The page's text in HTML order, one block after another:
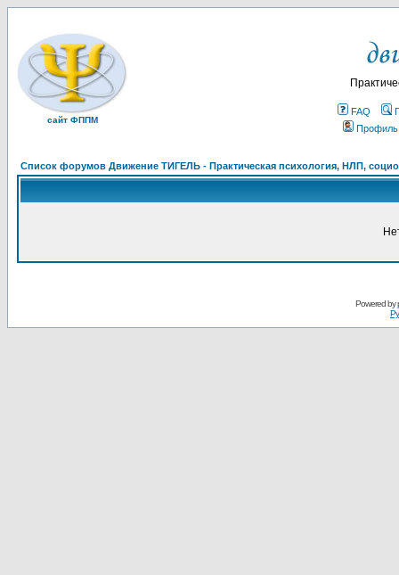
сайт ФППМ
FAQ
Профиль
Список форумов Движение ТИГЕЛЬ - Практическая психология, НЛП,
Powered by